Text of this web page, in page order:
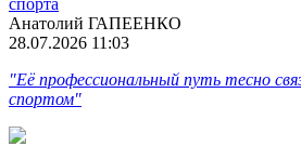
Анатолий ГАПЕЕНКО
28.07.2026 11:03
"Её профессиональный путь тесно
спортом"